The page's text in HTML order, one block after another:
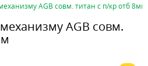
AGB совм. титан с п/кр отб 8мм
AGB совм.